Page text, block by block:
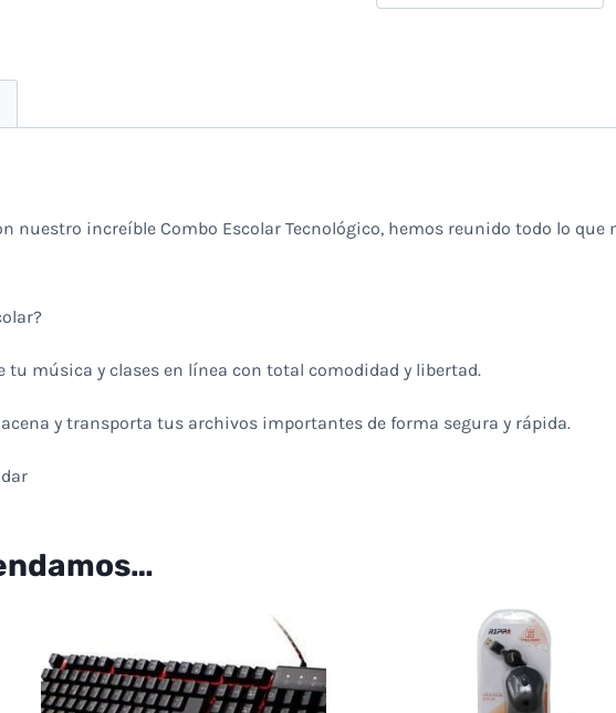
KSH-
PENDRIVE
2.0
nuestro increíble Combo Escolar Tecnológico, hemos reunido todo lo
tu música y clases en línea con total comodidad y libertad.
y transporta tus archivos importantes de forma segura y rápida.